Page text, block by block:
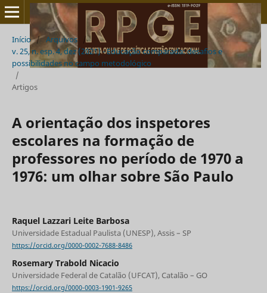
Início / Arquivos
/
v. 25, n. esp. 4, dez (2021) - Educação comparada: desafios e
possibilidades no campo metodológico
/
Artigos
A orientação dos inspetores
escolares na formação de
professores no período de 1970 a
1976: um olhar sobre São Paulo
Raquel Lazzari Leite Barbosa
Universidade Estadual Paulista (UNESP), Assis – SP
https://orcid.org/0000-0002-7688-8486
Rosemary Trabold Nicacio
Universidade Federal de Catalão (UFCAT), Catalão – GO
https://orcid.org/0000-0003-1901-9265